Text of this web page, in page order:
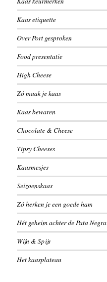
Kaas etiquette
Over Port gesproken
Food presentatie
High Cheese
Zó maak je kaas
Kaas bewaren
Chocolate & Cheese
Tipsy Cheeses
Kaasmesjes
Seizoenskaas
Zó herken je een goede ham
Hét geheim achter de Pata Negra
Wijn & Spijs
Het kaasplateau